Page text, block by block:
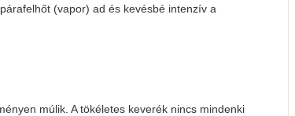
(vapor) ad és kevésbé intenzív a
múlik. A tökéletes keverék nincs mindenki